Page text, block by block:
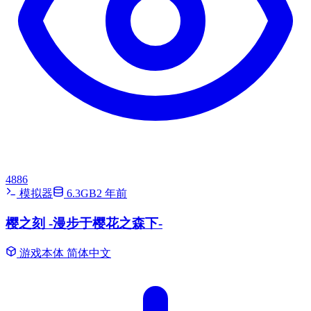
4886
模拟器
6.3GB2 年前
樱之刻 -漫步于樱花之森下-
游戏本体 简体中文